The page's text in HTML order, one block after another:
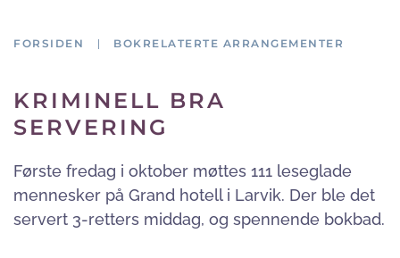
FORSIDEN BOKRELATERTE ARRANGEMENTER
KRIMINELL BRA
SERVERING
Første fredag i oktober møttes 111 leseglade
mennesker på Grand hotell i Larvik. Der ble det
servert 3-retters middag, og spennende bokbad.